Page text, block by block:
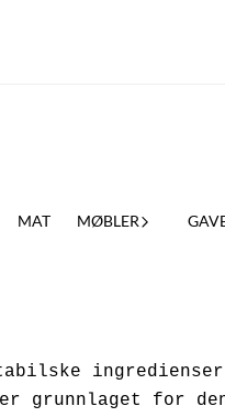
MAT MØBLER
grunnlaget for